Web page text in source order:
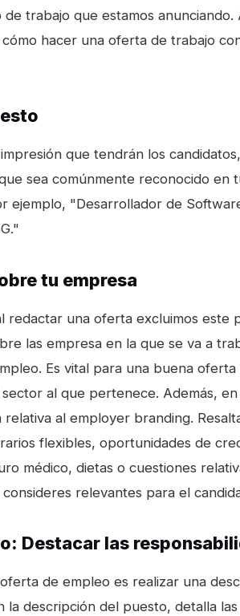
trabajo que estamos anunciando.
hacer una oferta de trabajo
que tendrán los
sea comúnmente reconocido en
ejemplo, "Desarrollador de
tu empresa
redactar una oferta excluimos este
las empresa en la que se va a
Es vital para una buena
al que pertenece. Además,
al employer branding.
flexibles, oportunidades de
médico, dietas o cuestiones
relevantes para el
Destacar las
de empleo es realizar una
la descripción del puesto, detalla